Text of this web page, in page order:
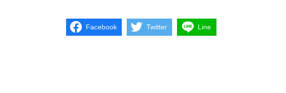
Facebook Twitter Line